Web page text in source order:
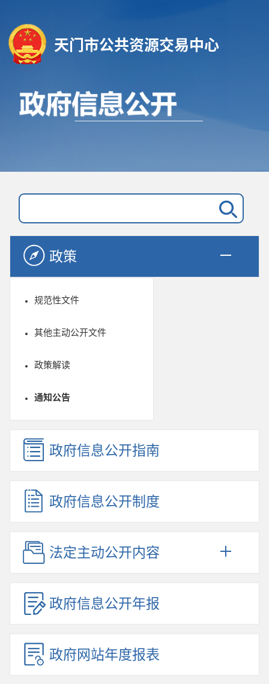
天门市公共资源交易中心
政策
规范性文件
其他主动公开文件
政策解读
通知公告
政府信息公开指南
政府信息公开制度
法定主动公开内容
政府信息公开年报
政府网站年度报表